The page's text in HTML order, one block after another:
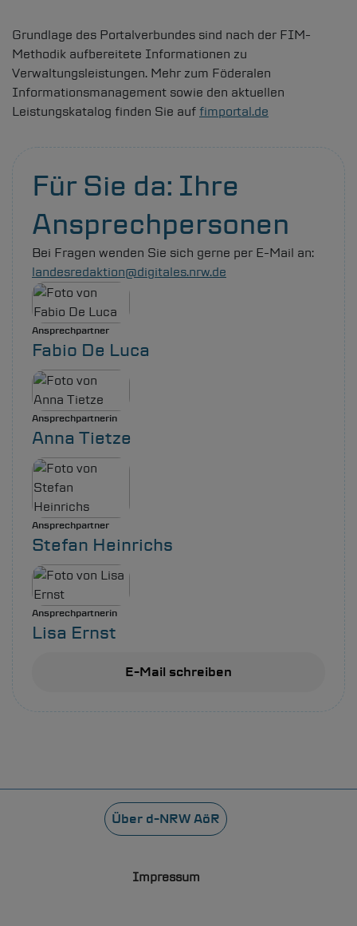
Grundlage des Portalverbundes sind nach der FIM-
Methodik aufbereitete Informationen zu
Verwaltungsleistungen. Mehr zum Föderalen
Informationsmanagement sowie den aktuellen
Leistungskatalog finden Sie auffimportal.de
Für Sie da: Ihre
Ansprechpersonen
Bei Fragen wenden Sie sich gerne per E-Mail an:
landesredaktion@digitales.nrw.de
Ansprechpartner
Fabio De Luca
Ansprechpartnerin
Anna Tietze
Ansprechpartner
Stefan Heinrichs
Ansprechpartnerin
Lisa Ernst
E-Mail schreiben
FußzeileÜber d-NRWAöR
Impressum